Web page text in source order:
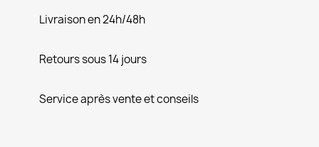
Livraison en 24h/48h
Retours sous 14 jours
Service après vente et conseils